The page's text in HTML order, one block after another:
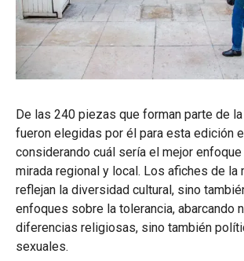
De las 240 piezas que forman parte de
fueron elegidas por él para esta edición
considerando cuál sería el mejor
mirada regional y local. Los afiches de la
reflejan la diversidad cultural, sino
enfoques sobre la tolerancia, abarcando
diferencias religiosas, sino también
sexuales.